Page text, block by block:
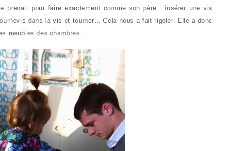
prenait pour faire exactement comme son père : insérer une vis
dans la vis et tourner… Cela nous a fait rigoler. Elle a donc
meubles des chambres…